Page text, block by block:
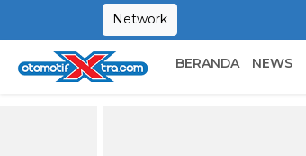
Network
BERANDA NEWS